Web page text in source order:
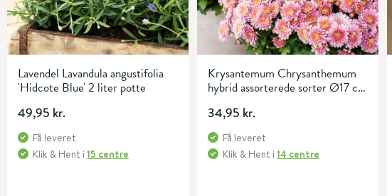
Lavendel Lavandula angustifolia
'Hidcote Blue' 2 liter potte
49,95 kr.
Få leveret
Klik & Hent i 15 centre
Krysantemum Chrysanthemum
hybrid assorterede sorter Ø17 cm
34,95 kr.
Få leveret
Klik & Hent i14 centre